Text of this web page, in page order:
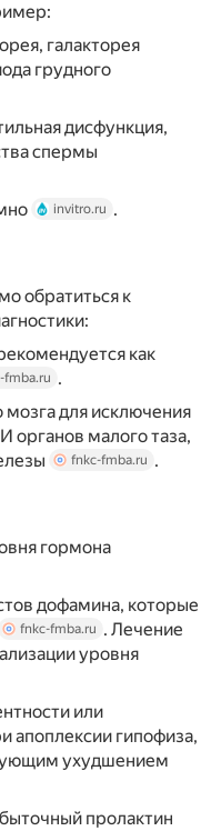
галакторея
грудного
дисфункция,
спермы
invitro.ru .
обратиться к
как
fmba.ru .
для исключения
органов малого таза,
fnkc-fmba.ru .
гормона
дофамина, которые
fnkc-fmba.ru . Лечение
уровня
или
апоплексии гипофиза,
ухудшением
пролактин